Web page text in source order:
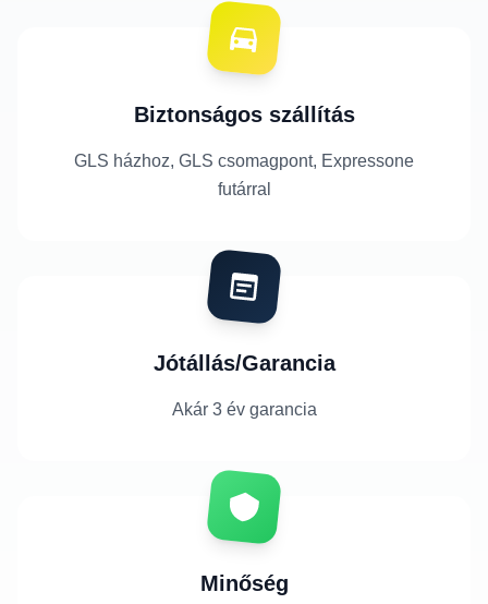
Biztonságos szállítás
GLS házhoz, GLS csomagpont, Expressone
futárral
Jótállás/Garancia
Akár 3 év garancia
Minőség